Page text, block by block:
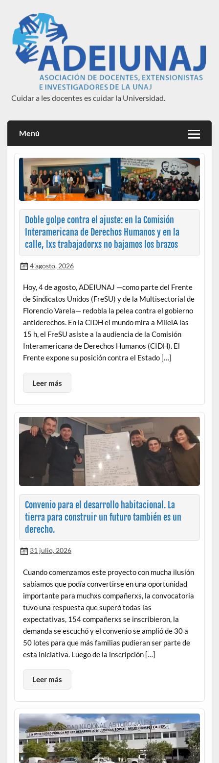
contenido
ADEIUNAJ
Cuidar a les docentes es cuidar la Universidad.
Menú
Doble golpe contra el ajuste: en la Comisión
Interamericana de Derechos Humanos y en la
calle, lxs trabajadorxs no bajamos los brazos
4 agosto, 2026
Hoy, 4 de agosto, ADEIUNAJ —como parte del Frente
de Sindicatos Unidos (FreSU) y de la Multisectorial de
Florencio Varela— redobla la pelea contra el gobierno
antiderechos. En la CIDH el mundo mira a MileiA las
15 h, el FreSU asiste a la audiencia de la Comisión
Interamericana de Derechos Humanos (CIDH). El
Frente expone su posición contra el Estado […]
Leer más
Convenio para el desarrollo habitacional. La
tierra para construir un futuro también es un
derecho.
31 julio, 2026
Cuando comenzamos este proyecto con mucha ilusión
sabíamos que podía convertirse en una oportunidad
importante para muchxs compañerxs, la convocatoria
tuvo una respuesta que superó todas las
expectativas, 154 compañerxs se inscribieron, la
demanda se escuchó y el convenio se amplió de 30 a
50 lotes para que más familias pudieran ser parte de
esta iniciativa. Luego de la inscripción […]
Leer más